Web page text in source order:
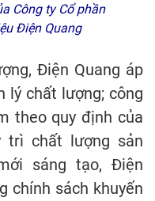
Công ty Cổ phần
Điện Quang
Điện Quang áp
lý chất lượng; công
theo quy định của
trì chất lượng sản
sáng tạo, Điện
chính sách khuyến